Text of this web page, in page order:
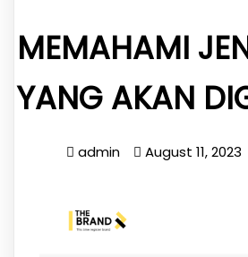
MEMAHAMI
YANG AKAN
admin August 11, 2023